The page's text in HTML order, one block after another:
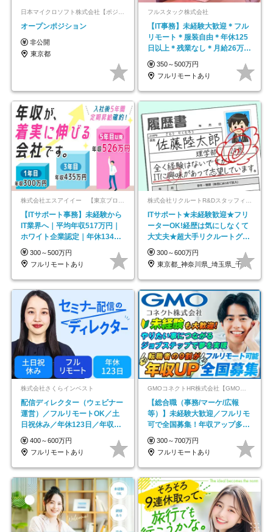
日本マイクロソフト株式会社【ポジションマッチ登録】
オープンポジション
非公開
東京都
フルスタック株式会社
【IT事務】未経験大歓迎＊フル
リモート＊服装自由＊年休125
日以上＊残業なし＊月給26万円
以上
350～500万円
フルリモートあり
【ITサポート事務】未経験から
IT業界へ｜平均年収517万円｜
ホワイト企業認定｜年休134日
｜リモートOK
300～500万円
フルリモートあり
ITサポート★未経験歓迎★フリ
ーターOK!経歴は気にしなくて
大丈夫★超大手リクルートグル
ープの正社員/sg
300～600万円
東京都_神奈川県_埼玉県_千葉県_大阪府…
株式会社さくらインベスト
配信ディレクター（ウェビナー
運営）／フルリモートOK／土
日祝休み／年休123日／年収
600万円可
400～600万円
フルリモートあり
GMOコネクトHR株式会社【GMOインターネットグループ】
【総合職（事務/マーケ/広報
等）】未経験大歓迎／フルリモ
可で全国募集！年収アップ多数
★年休最大130日★
300～700万円
フルリモートあり